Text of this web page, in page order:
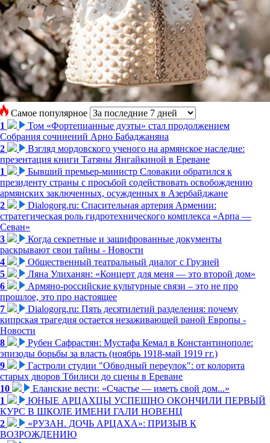
Самое популярное
1
Том «Фортепианные дуэты» стал продолжением
Собрания сочинений Арно Бабаджаняна
2
Взгляд мордовского ученого на армянское наследие:
презентация книги Татяны Янгайкиной в Ереване
1
Бывший премьер-министр Словакии обратился к
президенту страны с просьбой содействовать освобождению
армянских заключенных, осужденных в Азербайджане
2
Dialogorg.ru: Спасительная артерия Армении:
стратегическая роль гидротехнического комплекса «Арпа —
Севан»
3
Когда секретные и зашифрованные документы
раскрывают свои тайны - Новости
4
Общественный театральный диалог с Грузией
5
Ляна Улиханян: «Концерт для меня — это второй дом»
6
Армяно-российские культурные связи – это не про
прошлое, это про настоящее
7
Dialogorg.ru: Пять десятилетий разделения: почему
кипрская трагедия остается незаживающей раной Европы -
Новости
8
Рубен Сафрастян: Мустафа Кемал в Константинополе:
эпизоды борьбы за власть (ноябрь 1918-май 1919 гг.)
9
Гастроли студии "Обводный переулок": от колорита
старых дворов Тбилиси до сцены в Ереване
10
Еланские вести: «Счастье — иметь свой дом...»
1
ЮНЫЕ АРЦАХЦЫ УСПЕШНО ОКОНЧИЛИ ПЕРВЫЙ
КУРС В ШКОЛЕ ИМЕНИ ГАЛИ НОВЕНЦ
2
«РУЗАН. ДОЧЬ АРЦАХА»: ПРИЗЫВ К
ВОЗРОЖДЕНИЮ